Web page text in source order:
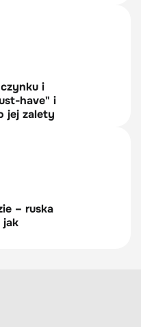
i
have" i
jej zalety
– ruska
jak